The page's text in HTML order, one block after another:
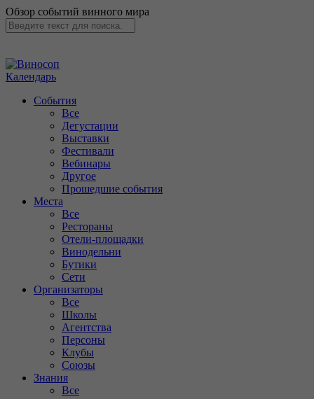
Обзор событий винного мира
Календарь
События
Все
Дегустации
Выставки
Фестивали
Вебинары
Другое
Прошедшие события
Места
Все
Рестораны
Отели-площадки
Винодельни
Бутики
Сети
Организаторы
Все
Школы
Агентства
Персоны
Клубы
Союзы
Знания
Все